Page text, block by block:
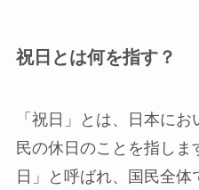
祝日とは何を指す？
「祝日」とは、日本に
民の休日のことを指し
日」と呼ばれ、国民全